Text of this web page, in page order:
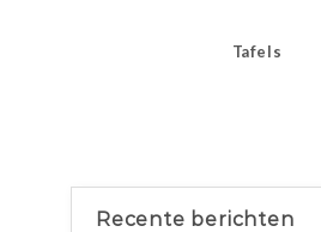
Tafels
Recente berichten